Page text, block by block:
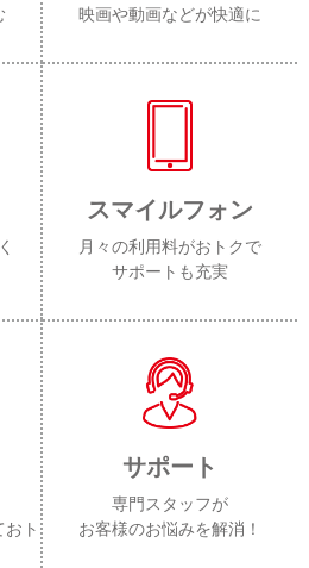
映画や動画などが快適に
スマイルフォン
月々の利用料がおトクで
サポートも充実
ト
サポート
専門スタッフが
お客様のお悩みを解消！